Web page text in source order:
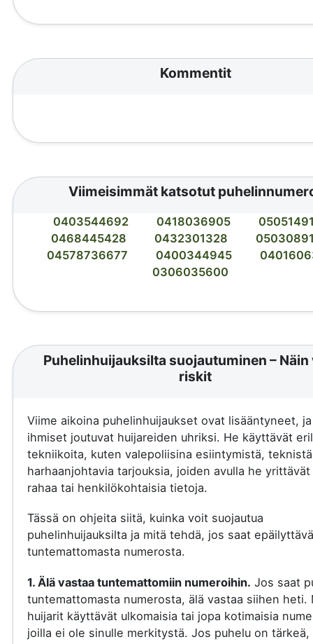
Kommentit
Viimeisimmät katsotut
0403544692 0418036905
0468445428
0432301328
04578736677
0400344945
0306035600
Puhelinhuijauksilta suojautuminen – Näin
riskit
Viime aikoina puhelinhuijaukset ovat lisääntyneet,
ihmiset joutuvat huijareiden uhriksi. He käyttävät
tekniikoita, kuten valepoliisina esiintymistä,
harhaanjohtavia tarjouksia, joiden avulla he yrittävät
rahaa tai henkilökohtaisia tietoja.
Tässä on ohjeita siitä, kuinka voit suojautua
puhelinhuijauksilta ja mitä tehdä, jos saat
tuntemattomasta numerosta.
1. Älä vastaa tuntemattomiin numeroihin. Jos saat
tuntemattomasta numerosta, älä vastaa siihen heti.
huijarit käyttävät ulkomaisia tai jopa kotimaisia
joilla ei ole sinulle merkitystä. Jos puhelu on